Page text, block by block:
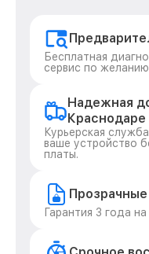
Бесплатная
сервис по
Надежная
Краснодаре
Курьерская
ваше устройство
платы.
Прозрачные
Гарантия 3 года